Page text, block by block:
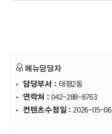
메뉴담당자
담당부서 : 태평2동
연락처 :042-288-8763
컨텐츠수정일 : 2026-05-06